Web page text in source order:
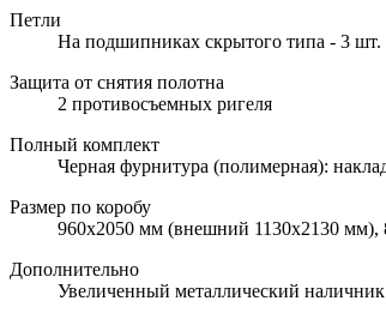
Петли
На подшипниках скрытого типа - 3 шт.
Защита от снятия полотна
2 противосъемных ригеля
Полный комплект
Черная фурнитура (полимерная):
Размер по коробу
960х2050 мм (внешний 1130х2130
Дополнительно
Увеличенный металлический